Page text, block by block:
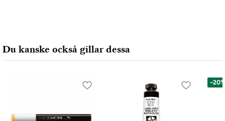
Du kanske också gillar dessa
-